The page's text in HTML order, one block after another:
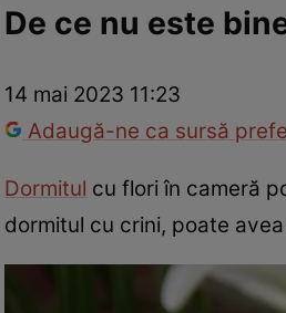
InternaționalFapt divers
De ce nu este
14 mai 2023 11:23
Adaugă-ne ca sursă
Dormitul cu flori în cameră
dormitul cu crini, poate